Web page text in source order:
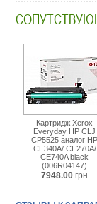
Картридж Xerox
Everyday HP CLJ
CP5525 аналог HP
CE340A/ CE270A/
CE740A black
(006R04147)
7948.00 грн